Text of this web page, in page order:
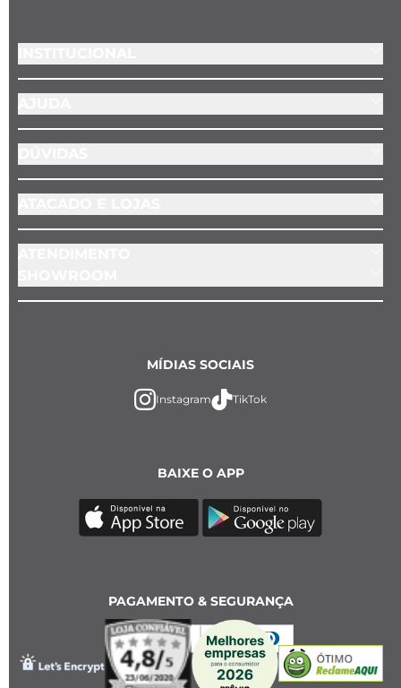
BAIXE O APP
MÍDIAS SOCIAIS
Instagram TikTok
PAGAMENTO & SEGURANÇA